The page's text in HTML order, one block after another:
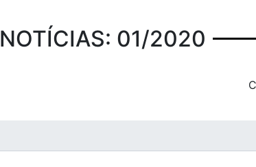
NOTÍCIAS: 01/2020